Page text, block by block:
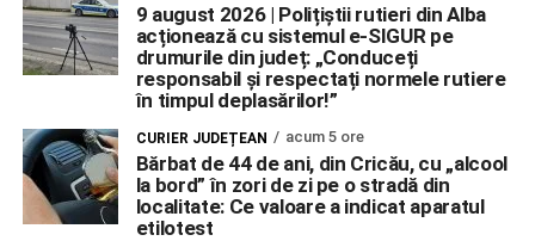
9 august 2026 | Polițiștii rutieri din Alba
acționează cu sistemul e-SIGUR pe
drumurile din județ: „Conduceți
responsabil și respectați normele rutiere
în timpul deplasărilor!”
CURIER JUDEȚEAN acum 5 ore
Bărbat de 44 de ani, din Cricău, cu „alcool
la bord” în zori de zi pe o stradă din
localitate: Ce valoare a indicat aparatul
etilotest